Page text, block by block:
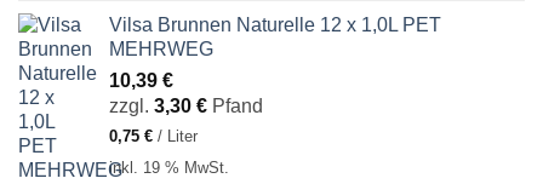
Vilsa Brunnen Naturelle 12 x 1,0L PET
MEHRWEG
10,39 €
zzgl. 3,30 € Pfand
0,75 € / Liter
inkl. 19 % MwSt.